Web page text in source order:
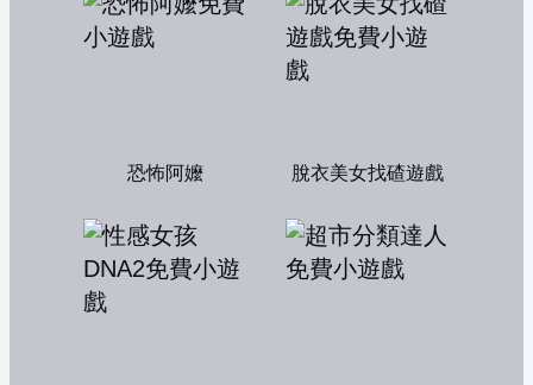
恐怖阿嬤 脫衣美女找碴遊戲